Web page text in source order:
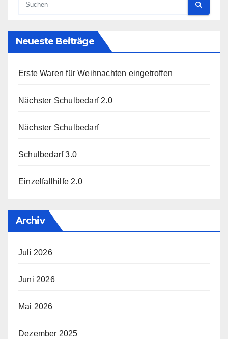
Neueste Beiträge
Erste Waren für Weihnachten eingetroffen
Nächster Schulbedarf 2.0
Nächster Schulbedarf
Schulbedarf 3.0
Einzelfallhilfe 2.0
Archiv
Juli 2026
Juni 2026
Mai 2026
Dezember 2025